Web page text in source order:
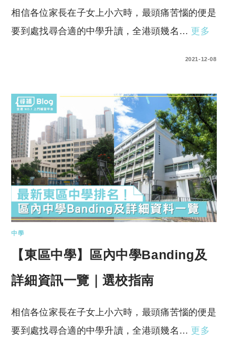
相信各位家長在子女上小六時，最頭痛苦惱的便是
要到處找尋合適的中學升讀，全港頭幾名… 更多
2021-12-08
中學
【東區中學】區內中學Banding及
詳細資訊一覽｜選校指南
相信各位家長在子女上小六時，最頭痛苦惱的便是
要到處找尋合適的中學升讀，全港頭幾名… 更多